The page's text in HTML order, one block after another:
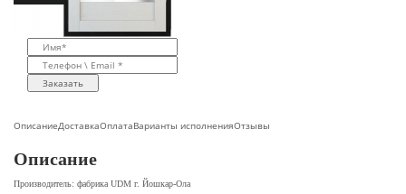
Заказать
ОписаниеДоставкаОплатаВарианты исполненияОтзывы
Описание
Производитель: фабрика UDM г. Йошкар-Ола